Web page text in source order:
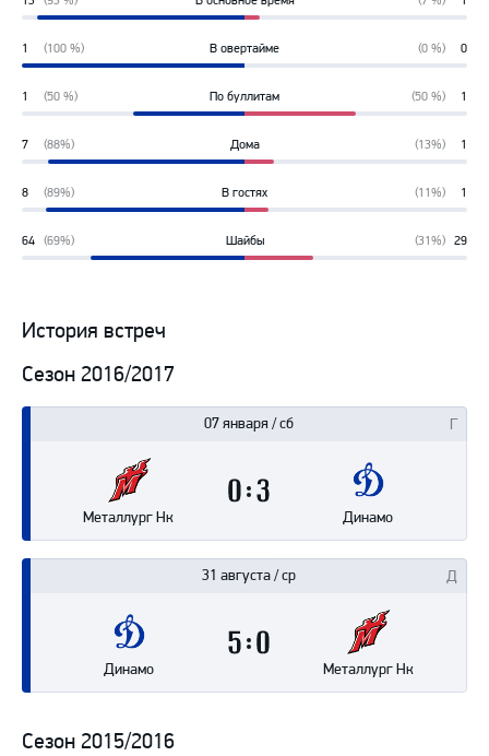
1
(100 %) В овертайме (0 %)
0
1
(50 %) По буллитам (50 %)
1
7
(88%) Дома (13%)
1
8
(89%) В гостях (11%)
1
64 (69%) Шайбы (31%) 29
История встреч
Сезон 2016/2017
07 января / сб
Металлург Нк
0
Динамо
3
31 августа / ср
Динамо
5
Металлург Нк
0
Сезон 2015/2016